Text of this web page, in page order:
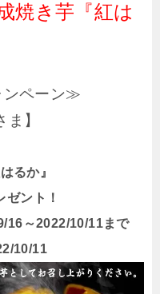
焼き芋『紅は
ペーン≫
ま】
るか』
ゼント！
～2022/10/11まで
10/11